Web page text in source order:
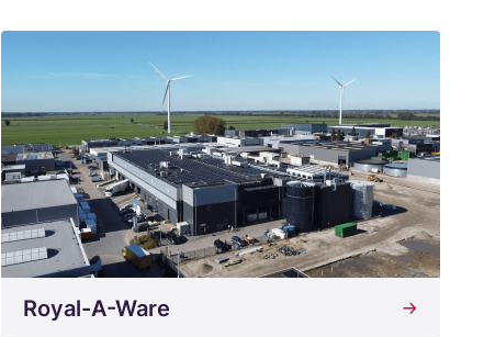
Royal-A-Ware